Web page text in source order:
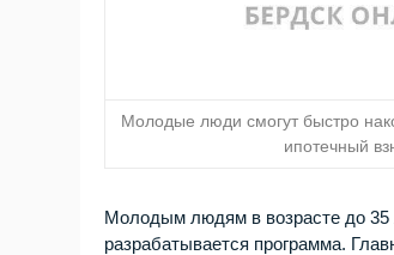
Молодые люди смогут быстро
ипотечный
Молодым людям в возрасте до 35
разрабатывается программа.